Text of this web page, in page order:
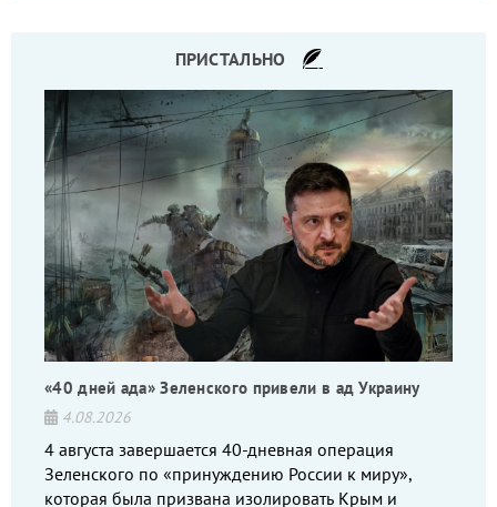
ПРИСТАЛЬНО
«40 дней ада» Зеленского привели в ад Украину
4.08.2026
4 августа завершается 40-дневная операция
Зеленского по «принуждению России к миру»,
которая была призвана изолировать Крым и